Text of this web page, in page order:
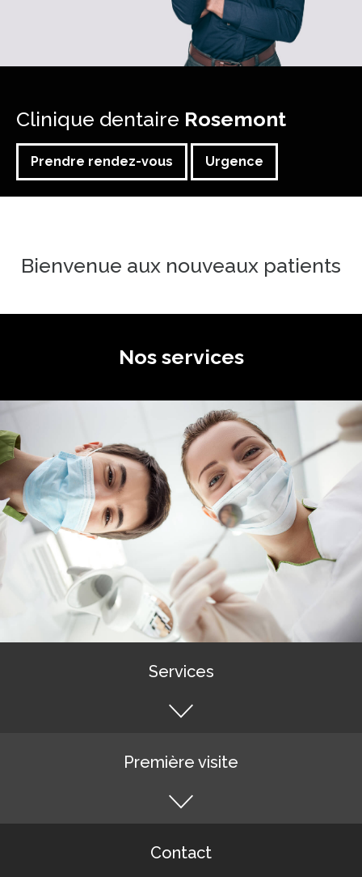
Clinique dentaire Rosemont
Prendre rendez-vous Urgence
Bienvenue aux nouveaux patients
Nos services
Services
Première visite
Contact